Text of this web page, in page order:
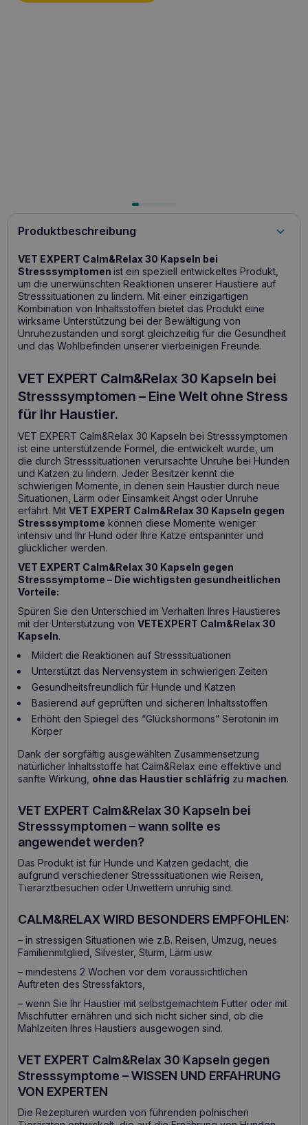
Produktbeschreibung
VET EXPERT Calm&Relax 30 Kapseln bei
Stresssymptomen ist ein speziell entwickeltes Produkt,
um die unerwünschten Reaktionen unserer Haustiere auf
Stresssituationen zu lindern. Mit einer einzigartigen
Kombination von Inhaltsstoffen bietet das Produkt eine
wirksame Unterstützung bei der Bewältigung von
Unruhezuständen und sorgt gleichzeitig für die Gesundheit
und das Wohlbefinden unserer vierbeinigen Freunde.
VET EXPERT Calm&Relax 30 Kapseln bei
Stresssymptomen – Eine Welt ohne Stress
für Ihr Haustier.
VET EXPERT Calm&Relax 30 Kapseln bei Stresssymptomen
ist eine unterstützende Formel, die entwickelt wurde, um
die durch Stresssituationen verursachte Unruhe bei Hunden
und Katzen zu lindern. Jeder Besitzer kennt die
schwierigen Momente, in denen sein Haustier durch neue
Situationen, Lärm oder Einsamkeit Angst oder Unruhe
erfährt. Mit VET EXPERT Calm&Relax 30 Kapseln gegen
Stresssymptome können diese Momente weniger
intensiv und Ihr Hund oder Ihre Katze entspannter und
glücklicher werden.
VET EXPERT Calm&Relax 30 Kapseln gegen
Stresssymptome – Die wichtigsten gesundheitlichen
Vorteile:
Spüren Sie den Unterschied im Verhalten Ihres Haustieres
mit der Unterstützung von VETEXPERT Calm&Relax 30
Kapseln.
Mildert die Reaktionen auf Stresssituationen
Unterstützt das Nervensystem in schwierigen Zeiten
Gesundheitsfreundlich für Hunde und Katzen
Basierend auf geprüften und sicheren Inhaltsstoffen
Erhöht den Spiegel des “Glückshormons” Serotonin im
Körper
Dank der sorgfältig ausgewählten Zusammensetzung
natürlicher Inhaltsstoffe hat Calm&Relax eine effektive und
sanfte Wirkung, ohne das Haustier schläfrig zu machen.
VET EXPERT Calm&Relax 30 Kapseln bei
Stresssymptomen – wann sollte es
angewendet werden?
Das Produkt ist für Hunde und Katzen gedacht, die
aufgrund verschiedener Stresssituationen wie Reisen,
Tierarztbesuchen oder Unwettern unruhig sind.
CALM&RELAX WIRD BESONDERS EMPFOHLEN:
– in stressigen Situationen wie z.B. Reisen, Umzug, neues
Familienmitglied, Silvester, Sturm, Lärm usw.
– mindestens 2 Wochen vor dem voraussichtlichen
Auftreten des Stressfaktors,
– wenn Sie Ihr Haustier mit selbstgemachtem Futter oder mit
Mischfutter ernähren und sich nicht sicher sind, ob die
Mahlzeiten Ihres Haustiers ausgewogen sind.
VET EXPERT Calm&Relax 30 Kapseln gegen
Stresssymptome – WISSEN UND ERFAHRUNG
VON EXPERTEN
Die Rezepturen wurden von führenden polnischen